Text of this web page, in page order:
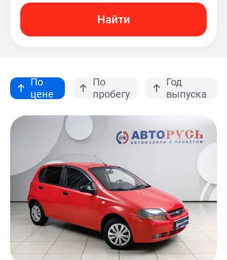
Найти
По
цене
По
пробегу
Год
выпуска